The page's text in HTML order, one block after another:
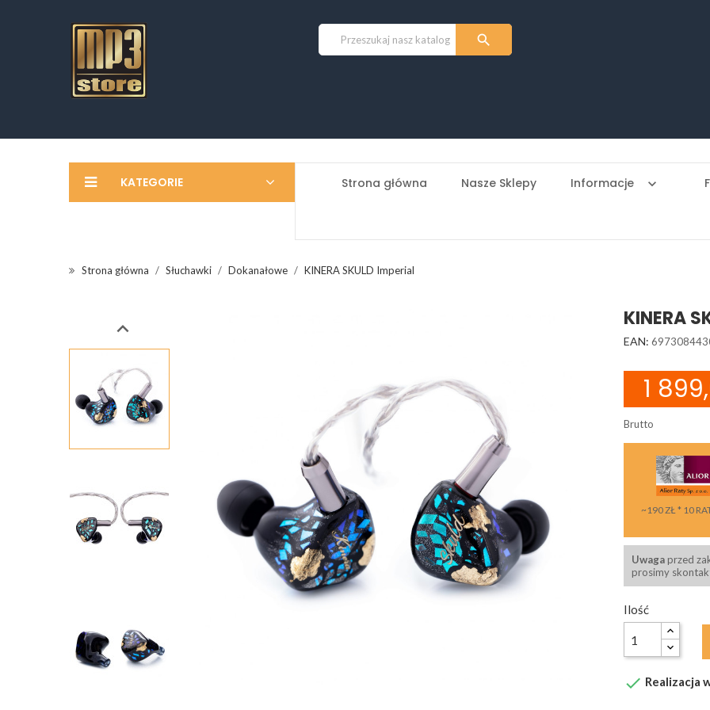

KATEGORIE Strona główna Nasze Sklepy Informacje keyboard_arrow_down
Strona główna Słuchawki Dokanałowe KINERA SKULD Imperial
 KINERA
EAN:
1
Brutto
~190 ZŁ * 10
Uwagaprzed
prosimy
Ilość
 Realizacja